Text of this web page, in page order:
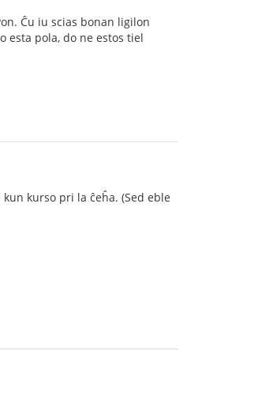
Ĉu iu scias bonan ligilon
esta pola, do ne estos tiel
kurso pri la ĉeĥa. (Sed eble